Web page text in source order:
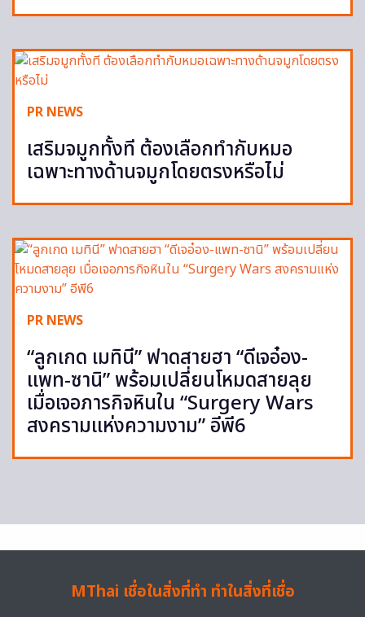
PR NEWS
เสริมจมูกทั้งที ต้องเลือกทำกับหมอ
เฉพาะทางด้านจมูกโดยตรงหรือไม่
PR NEWS
“ลูกเกด เมทินี” ฟาดสายฮา “ดีเจอ๋อง-
แพท-ซานิ” พร้อมเปลี่ยนโหมดสายลุย
เมื่อเจอภารกิจหินใน “Surgery Wars
สงครามแห่งความงาม” อีพี6
MThai เชื่อในสิ่งที่ทำ ทำในสิ่งที่เชื่อ